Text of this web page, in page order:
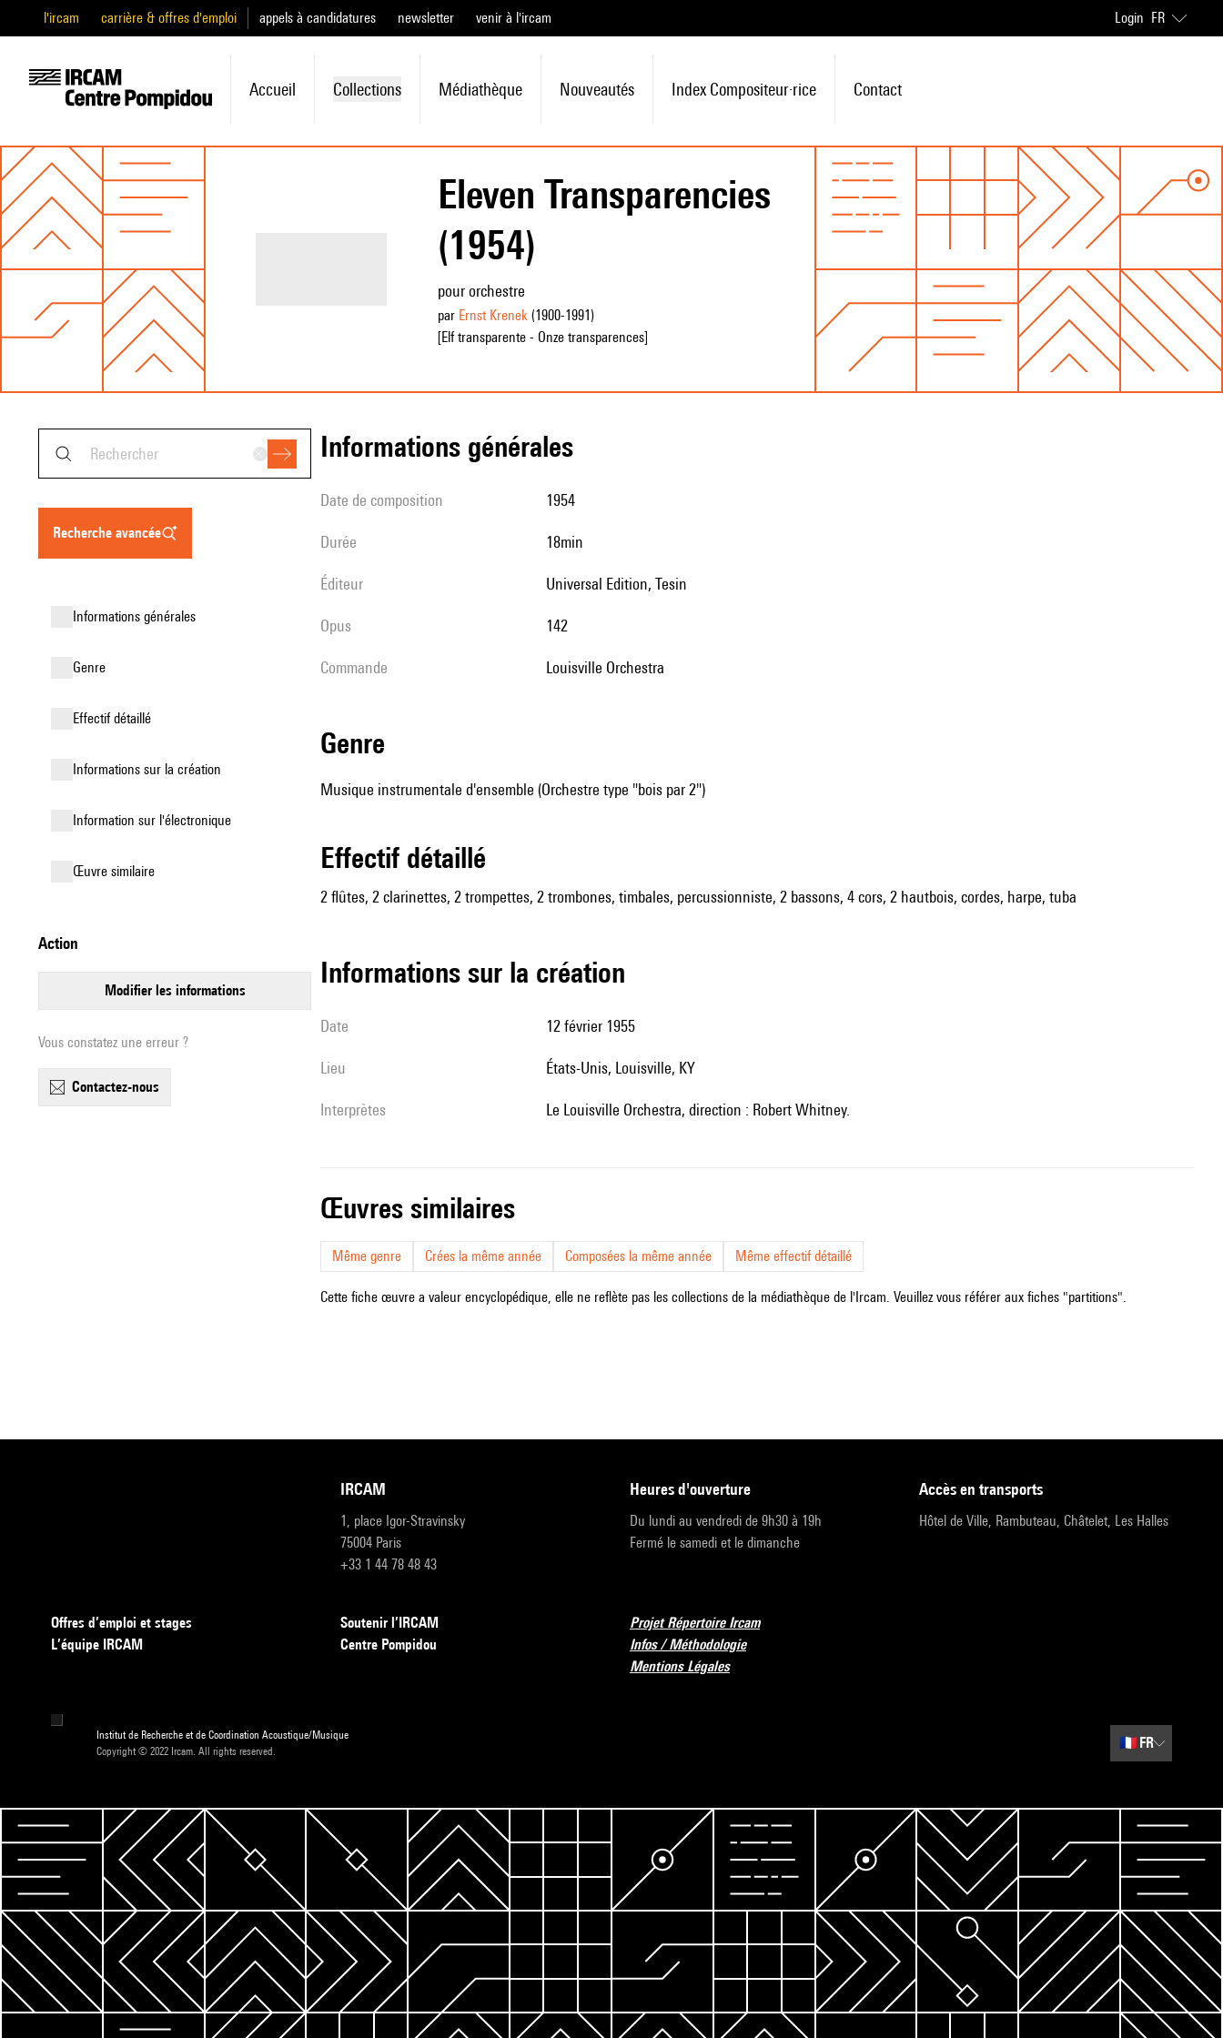
l'ircam carrière & offres d'emploi appels à candidatures newsletter venir à l'ircam Login FR
Accueil Collections Médiathèque Nouveautés Index Compositeur·rice Contact
Eleven Transparencies
(1954)
pour orchestre
par Ernst Krenek(1900-1991)
[Elf transparente - Onze transparences]
recherche avancée
informations générales
genre
effectif détaillé
informations sur la création
Information sur l'électronique
œuvre similaire
action
modifier les informations
Vous constatez une erreur ?
contactez-nous
informations générales
date de composition 1954
durée 18min
éditeur Universal Edition, Tesin
Opus 142
Commande Louisville Orchestra
genre
Musique instrumentale d'ensemble (Orchestre type "bois par 2")
effectif détaillé
2 flûtes, 2 clarinettes, 2 trompettes, 2 trombones, timbales, percussionniste, 2 bassons, 4 cors, 2 hautbois, cordes, harpe, tuba
informations sur la création
date 12 février 1955
lieu États-Unis, Louisville, KY
interprètes le Louisville Orchestra, direction : Robert Whitney.
œuvres similaires
Même genre Crées la même année Composées la même année Même effectif détaillé
Cette fiche œuvre a valeur encyclopédique, elle ne reflète pas les collections de la médiathèque de l'Ircam. Veuillez vous référer aux fiches "partitions".
IRCAM
1, place Igor-Stravinsky
75004 Paris
+33 1 44 78 48 43
heures d'ouverture
Du lundi au vendredi de 9h30 à 19h
Fermé le samedi et le dimanche
accès en transports
Hôtel de Ville, Rambuteau, Châtelet, Les Halles
Offres d’emploi et stages
L’équipe IRCAM
Soutenir l’IRCAM
Centre Pompidou
Projet Répertoire Ircam
Infos / Méthodologie
Mentions Légales
Institut de Recherche et de Coordination Acoustique/Musique
Copyright © 2022 Ircam. All rights reserved.
🇫🇷 FR